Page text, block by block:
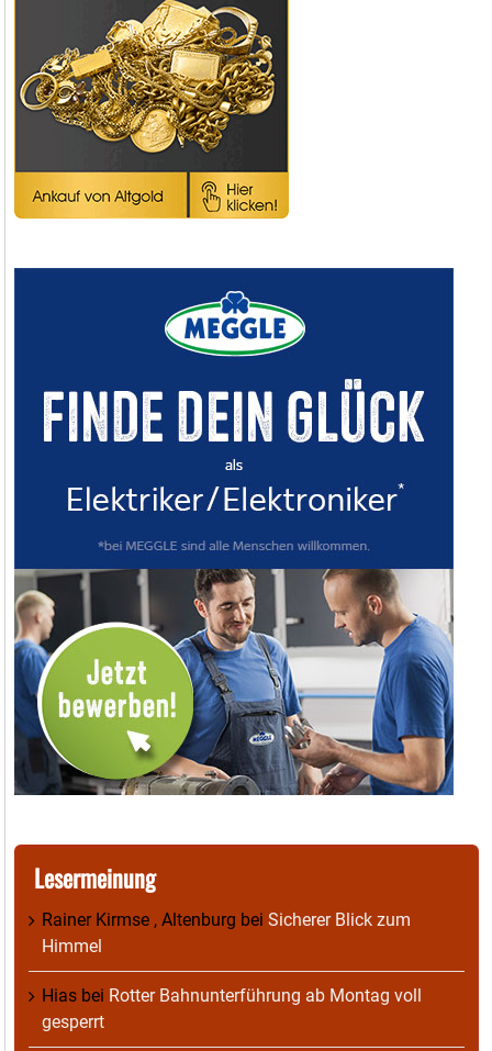
Lesermeinung
Rainer Kirmse , Altenburg bei Sicherer Blick zum
Himmel
Hias bei Rotter Bahnunterführung ab Montag voll
gesperrt